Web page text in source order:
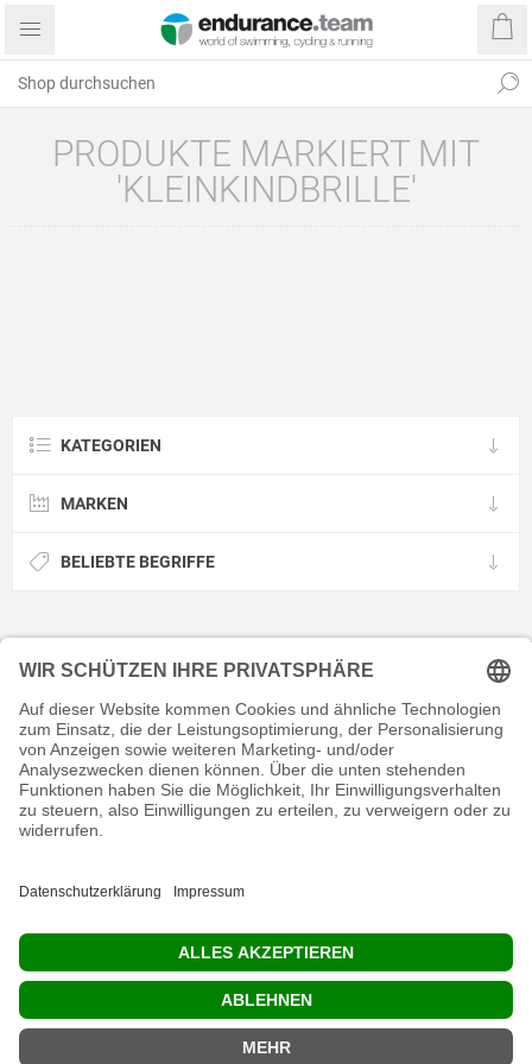
PRODUKTE MARKIERT MIT
'KLEINKINDBRILLE'
KATEGORIEN
MARKEN
BELIEBTE BEGRIFFE
KONTAKT
RECHTLICHES
INFORMATIVES
MEIN KONTO